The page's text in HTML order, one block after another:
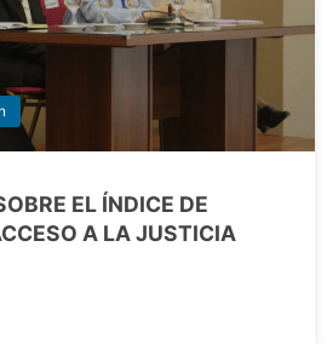
EL ÍNDICE DE
A LA JUSTICIA